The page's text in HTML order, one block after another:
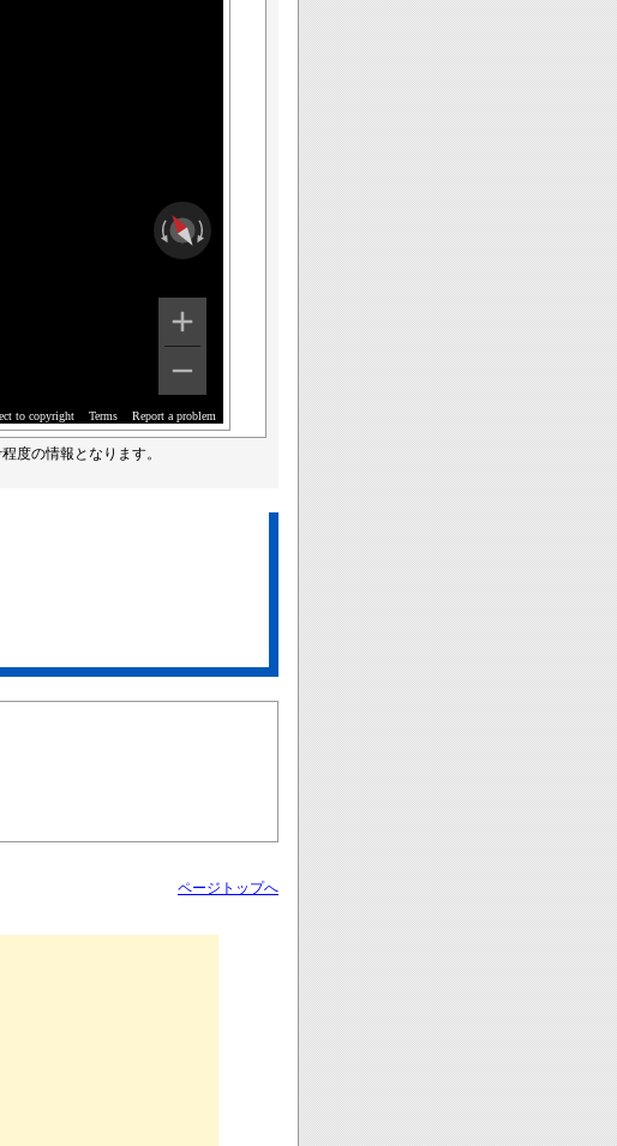
to copyright Terms Report a problem
度の情報となります。
ページトップへ